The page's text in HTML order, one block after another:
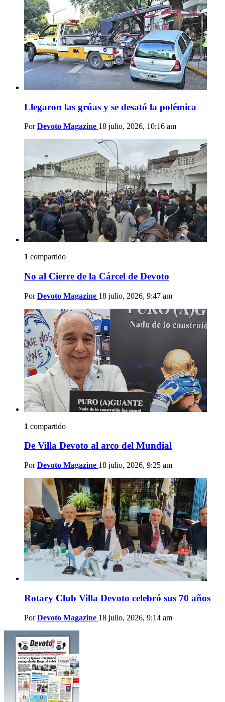
Llegaron las grúas y se desató la polémica
Por Devoto Magazine 18 julio, 2026, 10:16 am
1 compartido
No al Cierre de la Cárcel de Devoto
Por Devoto Magazine 18 julio, 2026, 9:47 am
1 compartido
De Villa Devoto al arco del Mundial
Por Devoto Magazine 18 julio, 2026, 9:25 am
Rotary Club Villa Devoto celebró sus 70 años
Por Devoto Magazine 18 julio, 2026, 9:14 am